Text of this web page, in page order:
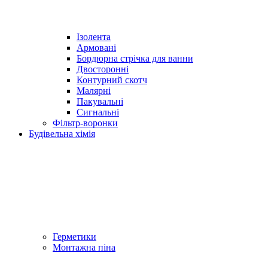
Ізолента
Армовані
Бордюрна стрічка для ванни
Двосторонні
Контурний скотч
Малярні
Пакувальні
Сигнальні
Фільтр-воронки
Будівельна хімія
Герметики
Монтажна піна